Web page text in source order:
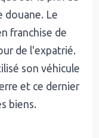
douane. Le
franchise de
de l'expatrié.
son véhicule
et ce dernier
biens.